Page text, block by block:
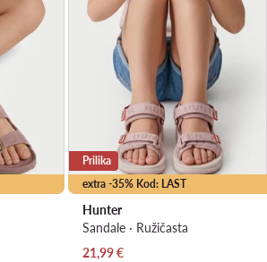
extra -35% Kod: LAST
Prilika
Hunter
Sandale · Ružičasta
Trenutna cijena
21,99€